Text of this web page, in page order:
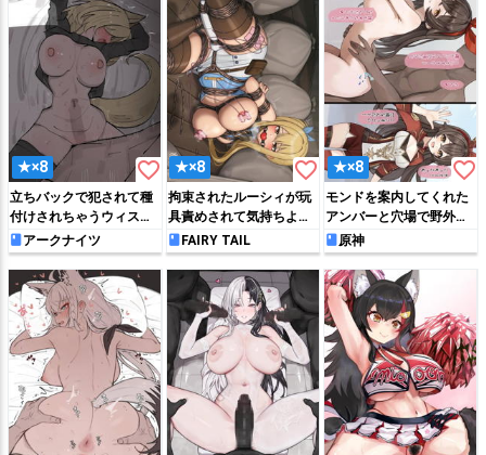
★×8 favorite_border
立ちバックで犯されて種
付けされちゃうウィスラ
ッシュ
アークナイツ
★×8 favorite_border
拘束されたルーシィが玩
具責めされて気持ちよく
なっちゃう♡
FAIRY TAIL
★×8 favorite_border
モンドを案内してくれた
アンバーと穴場で野外セ
ックスする!!
原神